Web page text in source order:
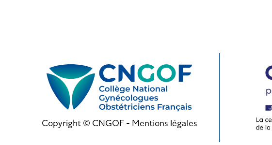
Copyright © CNGOF - Mentions légales